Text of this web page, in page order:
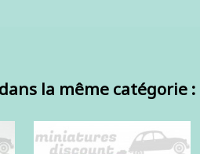
la même catégorie :